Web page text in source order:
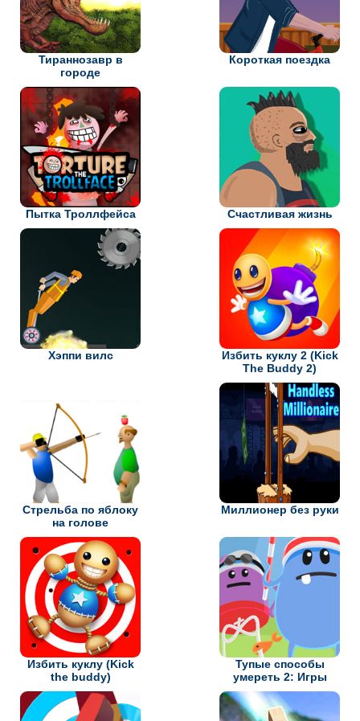
Тираннозавр в
городе
Короткая поездка
Пытка Троллфейса Счастливая жизнь
Хэппи вилс
Избить куклу 2 (Kick
The Buddy 2)
Стрельба по яблоку
на голове
Миллионер без руки
Избить куклу (Kick
the buddy)
Тупые способы
умереть 2: Игры